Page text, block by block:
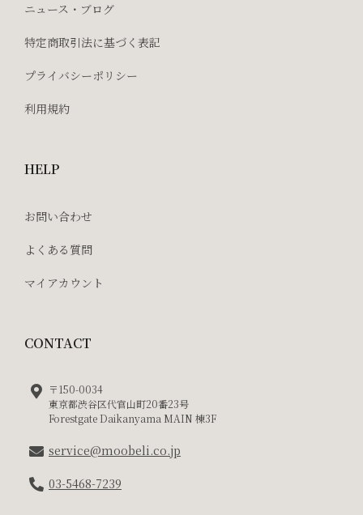
ニュース・ブログ
特定商取引法に基づく表記
プライバシーポリシー
利用規約
HELP
お問い合わせ
よくある質問
マイアカウント
CONTACT
〒150-0034
東京都渋谷区代官山町20番23号
Forestgate Daikanyama MAIN 棟3F
service@moobeli.co.jp
03-5468-7239